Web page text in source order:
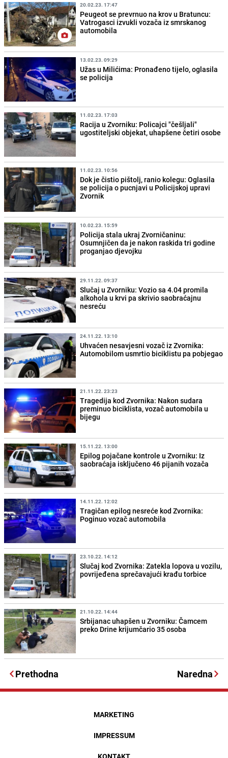
20.02.23. 17:47
Peugeot se prevrnuo na krov u Bratuncu:
Vatrogasci izvukli vozača iz smrskanog
automobila
13.02.23. 09:29
Užas u Milićima: Pronađeno tijelo, oglasila
se policija
11.02.23. 17:03
Racija u Zvorniku: Policajci "češljali"
ugostiteljski objekat, uhapšene četiri osobe
11.02.23. 10:56
Dok je čistio pištolj, ranio kolegu: Oglasila
se policija o pucnjavi u Policijskoj upravi
Zvornik
10.02.23. 15:59
Policija stala ukraj Zvorničaninu:
Osumnjičen da je nakon raskida tri godine
proganjao djevojku
29.11.22. 09:37
Slučaj u Zvorniku: Vozio sa 4.04 promila
alkohola u krvi pa skrivio saobraćajnu
nesreću
24.11.22. 13:10
Uhvaćen nesavjesni vozač iz Zvornika:
Automobilom usmrtio biciklistu pa pobjegao
21.11.22. 23:23
Tragedija kod Zvornika: Nakon sudara
preminuo biciklista, vozač automobila u
bijegu
15.11.22. 13:00
Epilog pojačane kontrole u Zvorniku: Iz
saobraćaja isključeno 46 pijanih vozača
14.11.22. 12:02
Tragičan epilog nesreće kod Zvornika:
Poginuo vozač automobila
23.10.22. 14:12
Slučaj kod Zvornika: Zatekla lopova u vozilu,
povrijeđena sprečavajući krađu torbice
21.10.22. 14:44
Srbijanac uhapšen u Zvorniku: Čamcem
preko Drine krijumčario 35 osoba
Prethodna Naredna
MARKETING
IMPRESSUM